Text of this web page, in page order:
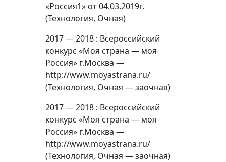
«Россия1» от 04.03.2019г.
(Технология, Очная)
2017 — 2018 : Всероссийский
конкурс «Моя страна — моя
Россия» г.Москва —
http://www.moyastrana.ru/
(Технология, Очная — заочная)
2017 — 2018 : Всероссийский
конкурс «Моя страна — моя
Россия» г.Москва —
http://www.moyastrana.ru/
(Технология, Очная — заочная)